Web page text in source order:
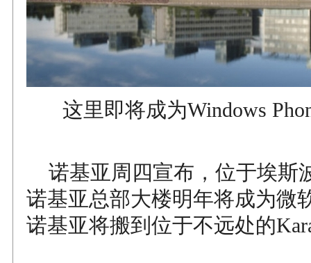
这里即将成为Windows
诺基亚周四宣布，位于埃斯
诺基亚总部大楼明年将成为微
诺基亚将搬到位于不远处的